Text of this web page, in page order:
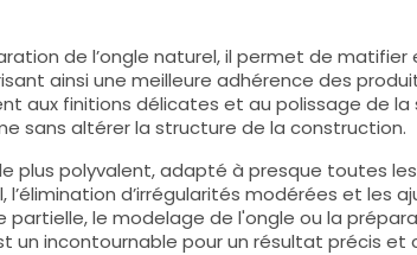
de l’ongle naturel, il permet de matifier
ainsi une meilleure adhérence des
aux finitions délicates et au polissage de la
sans altérer la structure de la construction.
plus polyvalent, adapté à presque toutes
d’irrégularités modérées et les
partielle, le modelage de l'ongle ou la
un incontournable pour un résultat précis et